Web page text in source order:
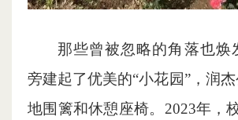
那些曾被忽略的角落也焕
旁建起了优美的“小花园”，润
地围篱和休憩座椅。2023年，